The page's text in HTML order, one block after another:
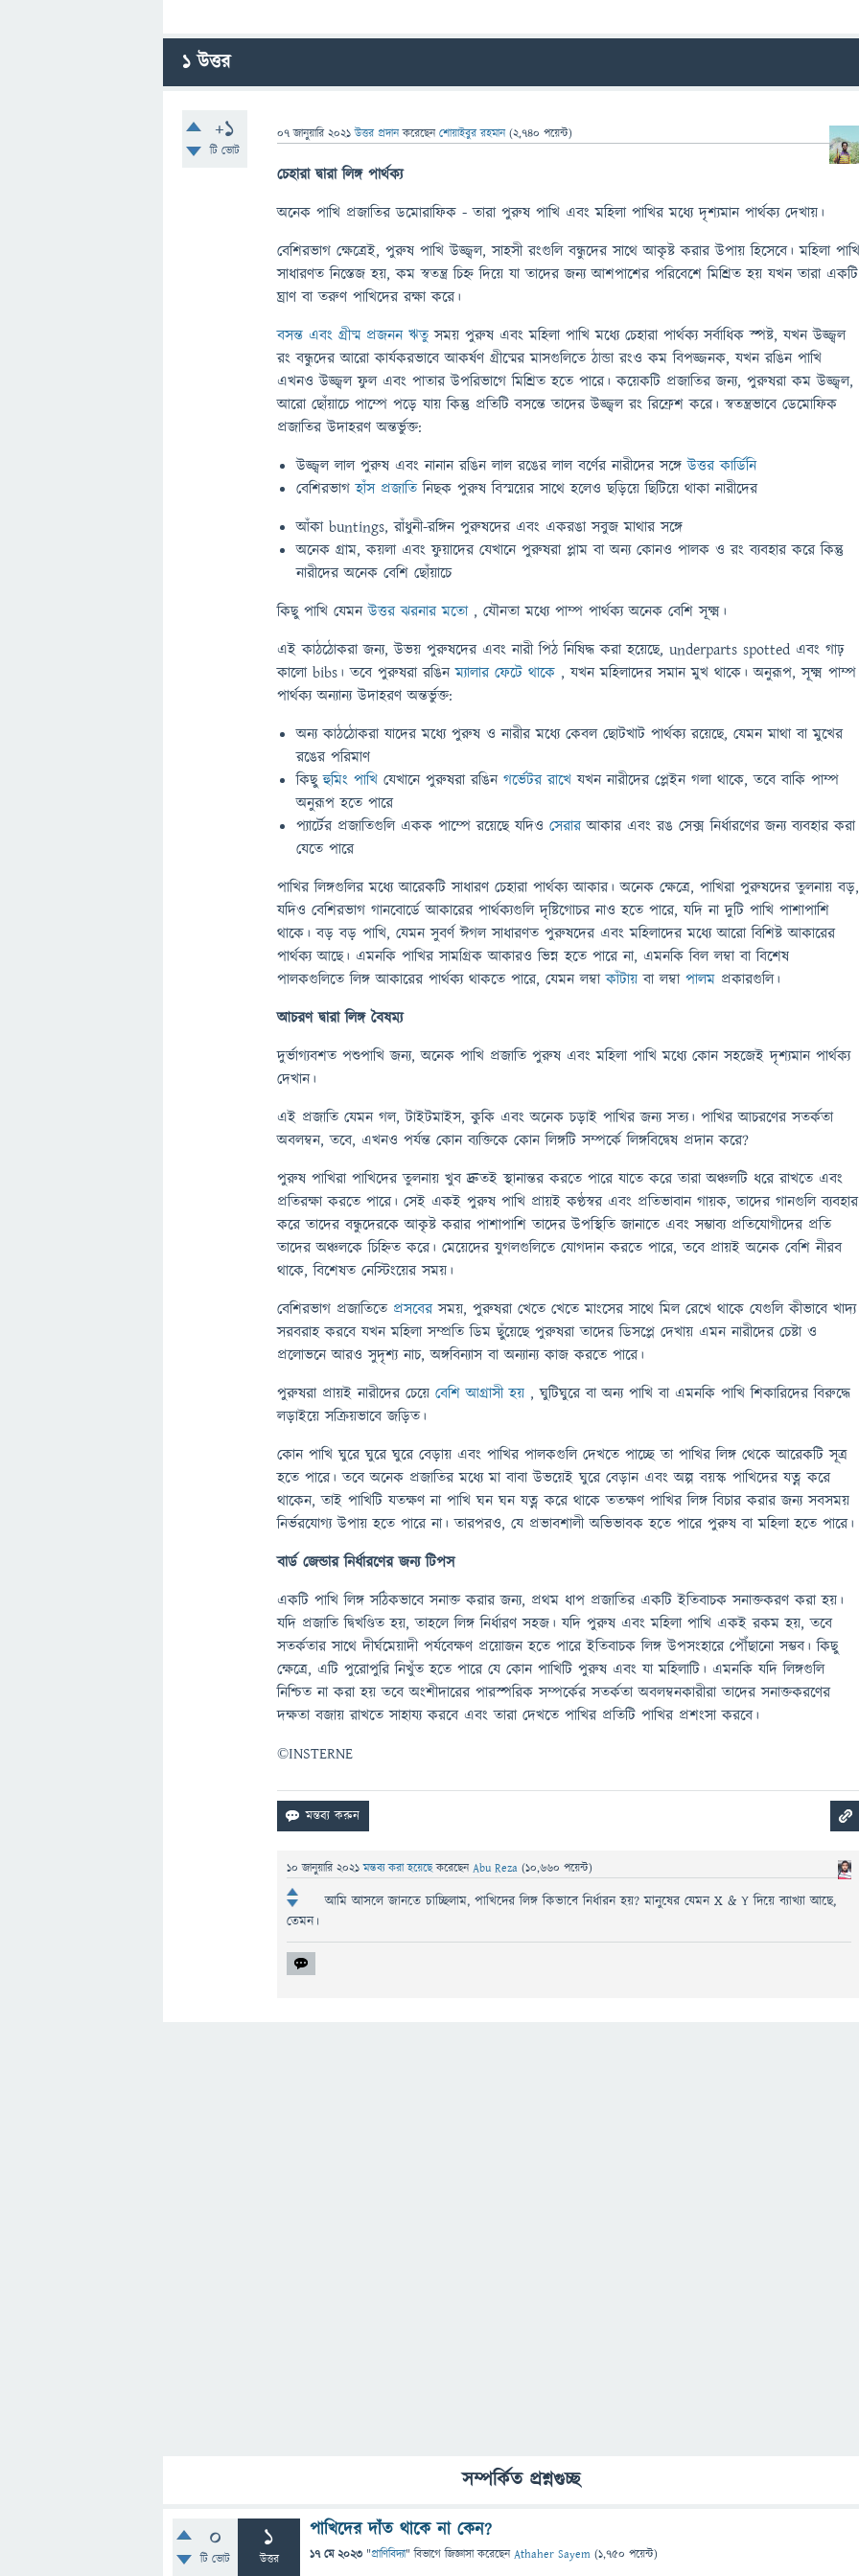
1উত্তর
+1
টি ভোট
07 জানুয়ারি 2021 উত্তর প্রদান করেছেনশোয়াইবুর রহমান (2,740 পয়েন্ট)
চেহারা দ্বারা লিঙ্গ পার্থক্য
অনেক পাখি প্রজাতির ডমোরাফিক - তারা পুরুষ পাখি এবং মহিলা পাখির মধ্যে দৃশ্যমান পার্থক্য দেখায়।
বেশিরভাগ ক্ষেত্রেই, পুরুষ পাখি উজ্জ্বল, সাহসী রংগুলি বন্ধুদের সাথে আকৃষ্ট করার উপায় হিসেবে। মহিলা
সাধারণত নিস্তেজ হয়, কম স্বতন্ত্র চিহ্ন দিয়ে যা তাদের জন্য আশপাশের পরিবেশে মিশ্রিত হয় যখন তারা একটি
ঘ্রাণ বা তরুণ পাখিদের রক্ষা করে।
বসন্ত এবং গ্রীষ্ম প্রজনন ঋতুসময় পুরুষ এবং মহিলা পাখি মধ্যে চেহারা পার্থক্য সর্বাধিক স্পষ্ট, যখন উজ্জ্বল
রং বন্ধুদের আরো কার্যকরভাবে আকর্ষণ গ্রীষ্মের মাসগুলিতে ঠান্ডা রংও কম বিপজ্জনক, যখন রঙিন পাখি
এখনও উজ্জ্বল ফুল এবং পাতার উপরিভাগে মিশ্রিত হতে পারে। কয়েকটি প্রজাতির জন্য, পুরুষরা কম উজ্জ্বল,
আরো ছোঁয়াচে পাম্পে পড়ে যায় কিন্তু প্রতিটি বসন্তে তাদের উজ্জ্বল রং রিফ্রেশ করে। স্বতন্ত্রভাবে ডেমোফিক
প্রজাতির উদাহরণ অন্তর্ভুক্ত:
উজ্জ্বল লাল পুরুষ এবং নানান রঙিন লাল রঙের লাল বর্ণের নারীদের সঙ্গেউত্তর কার্ডিনি
বেশিরভাগহাঁস প্রজাতিনিছক পুরুষ বিস্ময়ের সাথে হলেও ছড়িয়ে ছিটিয়ে থাকা নারীদের
আঁকা buntings, রাঁধুনী-রঙ্গিন পুরুষদের এবং একরঙা সবুজ মাথার সঙ্গে
অনেক গ্রাম, কয়লা এবং ফুয়াদের যেখানে পুরুষরা প্লাম বা অন্য কোনও পালক ও রং ব্যবহার করে কিন্তু
নারীদের অনেক বেশি ছোঁয়াচে
কিছু পাখি যেমনউত্তর ঝরনার মতো, যৌনতা মধ্যে পাম্প পার্থক্য অনেক বেশি সূক্ষ্ম।
এই কাঠঠোকরা জন্য, উভয় পুরুষদের এবং নারী পিঠ নিষিদ্ধ করা হয়েছে, underparts spotted এবং গাঢ়
কালো bibs। তবে পুরুষরা রঙিনম্যালার ফেটে থাকে , যখন মহিলাদের সমান মুখ থাকে। অনুরূপ, সূক্ষ্ম পাম্প
পার্থক্য অন্যান্য উদাহরণ অন্তর্ভুক্ত:
অন্য কাঠঠোকরা যাদের মধ্যে পুরুষ ও নারীর মধ্যে কেবল ছোটখাট পার্থক্য রয়েছে, যেমন মাথা বা মুখের
রঙের পরিমাণ
কিছুহুমিং পাখি যেখানে পুরুষরা রঙিনগর্ভেটর রাখে যখন নারীদের প্লেইন গলা থাকে, তবে বাকি পাম্প
অনুরূপ হতে পারে
প্যার্টের প্রজাতিগুলি একক পাম্পে রয়েছে যদিওসেরারআকার এবং রঙ সেক্স নির্ধারণের জন্য ব্যবহার করা
যেতে পারে
পাখির লিঙ্গগুলির মধ্যে আরেকটি সাধারণ চেহারা পার্থক্য আকার। অনেক ক্ষেত্রে, পাখিরা পুরুষদের তুলনায় বড়,
যদিও বেশিরভাগ গানবোর্ডে আকারের পার্থক্যগুলি দৃষ্টিগোচর নাও হতে পারে, যদি না দুটি পাখি পাশাপাশি
থাকে। বড় বড় পাখি, যেমন সুবর্ণ ঈগল সাধারণত পুরুষদের এবং মহিলাদের মধ্যে আরো বিশিষ্ট আকারের
পার্থক্য আছে। এমনকি পাখির সামগ্রিক আকারও ভিন্ন হতে পারে না, এমনকি বিল লম্বা বা বিশেষ
পালকগুলিতে লিঙ্গ আকারের পার্থক্য থাকতে পারে, যেমন লম্বাকাঁটায় বা লম্বাপালম প্রকারগুলি।
আচরণ দ্বারা লিঙ্গ বৈষম্য
দুর্ভাগ্যবশত পশুপাখি জন্য, অনেক পাখি প্রজাতি পুরুষ এবং মহিলা পাখি মধ্যে কোন সহজেই দৃশ্যমান পার্থক্য
দেখান।
এই প্রজাতি যেমন গল, টাইটমাইস, কুকি এবং অনেক চড়াই পাখির জন্য সত্য। পাখির আচরণের সতর্কতা
অবলম্বন, তবে, এখনও পর্যন্ত কোন ব্যক্তিকে কোন লিঙ্গটি সম্পর্কে লিঙ্গবিদ্বেষ প্রদান করে?
পুরুষ পাখিরা পাখিদের তুলনায় খুব দ্রুতই স্থানান্তর করতে পারে যাতে করে তারা অঞ্চলটি ধরে রাখতে এবং
প্রতিরক্ষা করতে পারে। সেই একই পুরুষ পাখি প্রায়ই কণ্ঠস্বর এবং প্রতিভাবান গায়ক, তাদের গানগুলি ব্যবহার
করে তাদের বন্ধুদেরকে আকৃষ্ট করার পাশাপাশি তাদের উপস্থিতি জানাতে এবং সম্ভাব্য প্রতিযোগীদের প্রতি
তাদের অঞ্চলকে চিহ্নিত করে। মেয়েদের যুগলগুলিতে যোগদান করতে পারে, তবে প্রায়ই অনেক বেশি নীরব
থাকে, বিশেষত নেস্টিংয়ের সময়।
বেশিরভাগ প্রজাতিতে প্রসবেরসময়, পুরুষরা খেতে খেতে মাংসের সাথে মিল রেখে থাকে যেগুলি কীভাবে খাদ্য
সরবরাহ করবে যখন মহিলা সম্প্রতি ডিম ছুঁয়েছে পুরুষরা তাদের ডিসপ্লে দেখায় এমন নারীদের চেষ্টা ও
প্রলোভনে আরও সুদৃশ্য নাচ, অঙ্গবিন্যাস বা অন্যান্য কাজ করতে পারে।
পুরুষরা প্রায়ই নারীদের চেয়েবেশি আগ্রাসী হয় , ঘুটিঘুরে বা অন্য পাখি বা এমনকি পাখি শিকারিদের বিরুদ্ধে
লড়াইয়ে সক্রিয়ভাবে জড়িত।
কোন পাখি ঘুরে ঘুরে ঘুরে বেড়ায় এবং পাখির পালকগুলি দেখতে পাচ্ছে তা পাখির লিঙ্গ থেকে আরেকটি সূত্র
হতে পারে। তবে অনেক প্রজাতির মধ্যে মা বাবা উভয়েই ঘুরে বেড়ান এবং অল্প বয়স্ক পাখিদের যত্ন করে
থাকেন, তাই পাখিটি যতক্ষণ না পাখি ঘন ঘন যত্ন করে থাকে ততক্ষণ পাখির লিঙ্গ বিচার করার জন্য সবসময়
নির্ভরযোগ্য উপায় হতে পারে না। তারপরও, যে প্রভাবশালী অভিভাবক হতে পারে পুরুষ বা মহিলা হতে পারে।
বার্ড জেন্ডার নির্ধারণের জন্য টিপস
একটি পাখি লিঙ্গ সঠিকভাবে সনাক্ত করার জন্য, প্রথম ধাপ প্রজাতির একটি ইতিবাচক সনাক্তকরণ করা হয়।
যদি প্রজাতি দ্বিখণ্ডিত হয়, তাহলে লিঙ্গ নির্ধারণ সহজ। যদি পুরুষ এবং মহিলা পাখি একই রকম হয়, তবে
সতর্কতার সাথে দীর্ঘমেয়াদী পর্যবেক্ষণ প্রয়োজন হতে পারে ইতিবাচক লিঙ্গ উপসংহারে পৌঁছানো সম্ভব। কিছু
ক্ষেত্রে, এটি পুরোপুরি নিখুঁত হতে পারে যে কোন পাখিটি পুরুষ এবং যা মহিলাটি। এমনকি যদি লিঙ্গগুলি
নিশ্চিত না করা হয় তবে অংশীদারের পারস্পরিক সম্পর্কের সতর্কতা অবলম্বনকারীরা তাদের সনাক্তকরণের
দক্ষতা বজায় রাখতে সাহায্য করবে এবং তারা দেখতে পাখির প্রতিটি পাখির প্রশংসা করবে।
©INSTERNE
10 জানুয়ারি 2021 মন্তব্য করা হয়েছেকরেছেনAbu Reza (10,660 পয়েন্ট)
আমি আসলে জানতে চাচ্ছিলাম, পাখিদের লিঙ্গ কিভাবে নির্ধারন হয়? মানুষের যেমন X & Y দিয়ে ব্যাখ্যা আছে,
তেমন।
সম্পর্কিত প্রশ্নগুচ্ছ
0
টি ভোট
1
উত্তর
পাখিদের দাঁত থাকে না কেন?
17 মে 2023 "প্রাণিবিদ্যা" বিভাগে জিজ্ঞাসাকরেছেনAthaher Sayem (1,750 পয়েন্ট)